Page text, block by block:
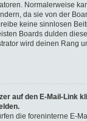
Normalerweise
da sie von der
keine sinnlosen
Boards dulden
wird deinen Rang
auf den E-Mail-Link
die foreninterne E-